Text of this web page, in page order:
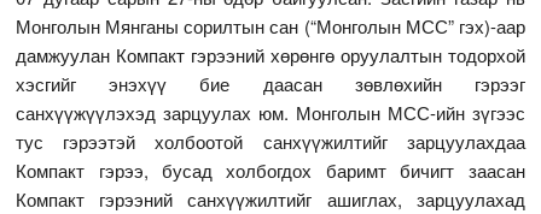
Монголын Мянганы сорилтын сан (“Монголын МСС” гэх)-аар
дамжуулан Компакт гэрээний хөрөнгө оруулалтын тодорхой
хэсгийг энэхүү бие даасан зөвлөхийн гэрээг
санхүүжүүлэхэд зарцуулах юм. Монголын МСС-ийн зүгээс
тус гэрээтэй холбоотой санхүүжилтийг зарцуулахдаа
Компакт гэрээ, бусад холбогдох баримт бичигт заасан
Компакт гэрээний санхүүжилтийг ашиглах, зарцуулахад